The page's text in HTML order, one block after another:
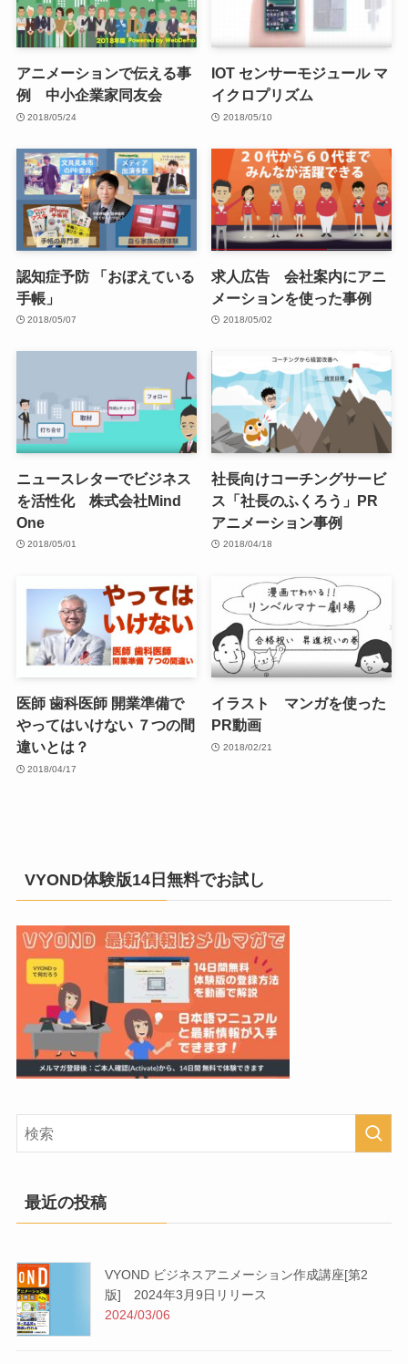
アニメーションで伝える事
例 中小企業家同友会
2018/05/24
IOT センサーモジュール マ
イクロプリズム
2018/05/10
認知症予防 「おぼえている
手帳」
2018/05/07
求人広告 会社案内にアニ
メーションを使った事例
2018/05/02
ニュースレターでビジネス
を活性化 株式会社Mind
One
2018/05/01
社長向けコーチングサービ
ス「社長のふくろう」PR
アニメーション事例
2018/04/18
医師 歯科医師 開業準備で
やってはいけない ７つの間
違いとは？
2018/04/17
イラスト マンガを使った
PR動画
2018/02/21
VYOND体験版14日無料でお試し
最近の投稿
VYOND ビジネスアニメーション作成講座[第2
版] 2024年3月9日リリース
2024/03/06